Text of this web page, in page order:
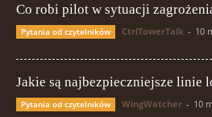
Co robi pilot w sytuacji
Pytania od czytelników CtrlTowerTalk - 10
Jakie są najbezpieczniejsze linie
Pytania od czytelników WingWatcher - 10